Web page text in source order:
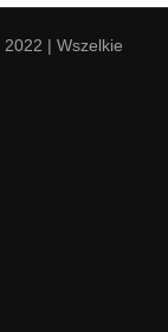
| Wszelkie